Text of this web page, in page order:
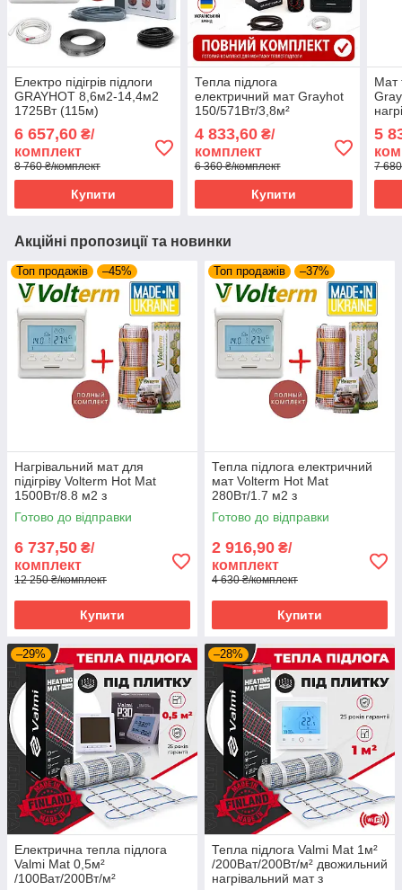
Електро підігрів підлоги
GRAYHOT 8,6м2-14,4м2
1725Вт (115м)
програмованим
терморегулятором E51
6 657,60 ₴/
комплект
8 760 ₴/комплект
Купити
Тепла підлога
електричний мат Grayhot
150/571Вт/3,8м²
програмованим
терморегулятором E51
4 833,60₴/
комплект
6 360 ₴/комплект
Купити
Мат
5
7
Акційні пропозиції та новинки
Топ продажів –45%
Нагрівальний мат для
підігріву Volterm Hot Mat
1500Вт/8.8 м2 з
програмованим
терморегулятором E51
Готово до відправки
6 737,50 ₴/
комплект
12 250 ₴/комплект
Купити
Топ продажів –37%
Тепла підлога електричний
мат Volterm Hot Mat
280Вт/1.7 м2 з
програмованим
терморегулятором E51
Готово до відправки
2 916,90 ₴/
комплект
4 630 ₴/комплект
Купити
–29%
Електрична тепла підлога
Valmi Mat 0,5м²
/100Ват/200Вт/м²
–28%
Тепла підлога Valmi Mat 1м²
/200Ват/200Вт/м² двожильний
нагрівальний мат з